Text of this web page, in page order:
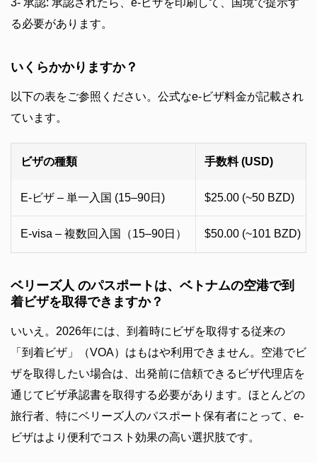
3- 承認: 承認されたら、e-ビザを印刷して、国境で提示す
る必要があります。
いくらかかりますか？
以下の表をご参照ください。公式なe-ビザ料金が記載され
ています。
ビザの種類 手数料 (USD)
E-ビザ – 単一入国 (15–90日) $25.00 (~50 BZD)
E-visa – 複数回入国（15–90日） $50.00 (~101 BZD)
ベリーズ人 のパスポートは、ベトナムの空港で到
着ビザを取得できますか？
いいえ。2026年には、到着時にビザを取得する従来の
「到着ビザ」（VOA）はもはや利用できません。空港でビ
ザを取得したい場合は、出発前に信頼できるビザ代理店を
通じてビザ承認書を取得する必要があります。ほとんどの
旅行者、特にベリーズ人のパスポート保有者にとって、e-
ビザはより便利でコスト効果の高い選択肢です。